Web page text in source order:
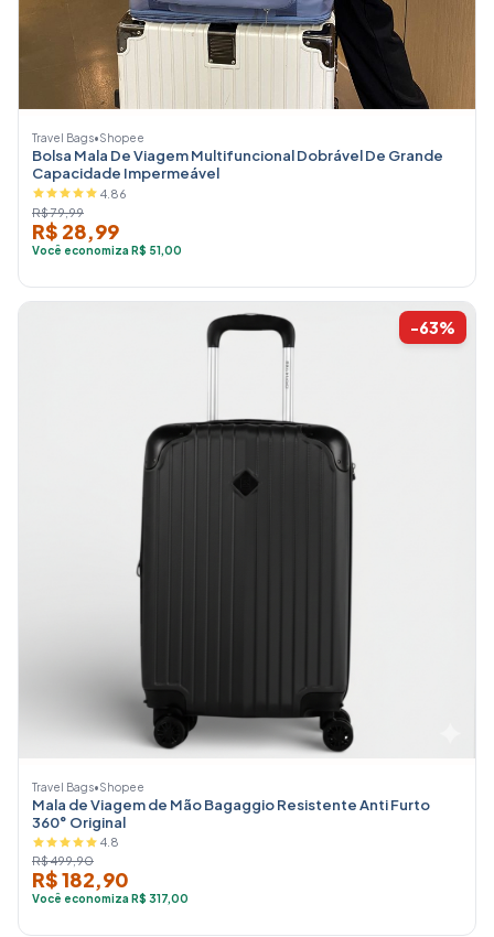
Travel Bags•Shopee
Bolsa Mala De Viagem Multifuncional Dobrável De Grande
Capacidade Impermeável
4.86
R$ 79,99
R$ 28,99
Você economiza R$ 51,00
-63%
Travel Bags•Shopee
Mala de Viagem de Mão Bagaggio Resistente Anti Furto
360° Original
4.8
R$ 499,90
R$ 182,90
Você economiza R$ 317,00